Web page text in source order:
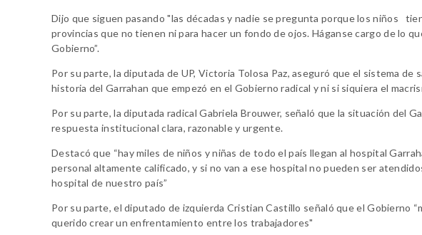
Dijo que siguen pasando "las décadas y nadie se pregunta porque los niños
provincias que no tienen ni para hacer un fondo de ojos. Háganse cargo de lo
Gobierno”.
Por su parte, la diputada de UP, Victoria Tolosa Paz, aseguró que el sistema de
historia del Garrahan que empezó en el Gobierno radical y ni si siquiera el
Por su parte, la diputada radical Gabriela Brouwer, señaló que la situación del
respuesta institucional clara, razonable y urgente.
Destacó que “hay miles de niños y niñas de todo el país llegan al hospital
personal altamente calificado, y si no van a ese hospital no pueden ser
hospital de nuestro país”
Por su parte, el diputado de izquierda Cristian Castillo señaló que el Gobierno
querido crear un enfrentamiento entre los trabajadores"